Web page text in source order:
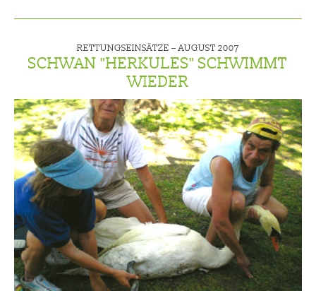
RETTUNGSEINSÄTZE – AUGUST 2007
SCHWAN "HERKULES" SCHWIMMT
WIEDER